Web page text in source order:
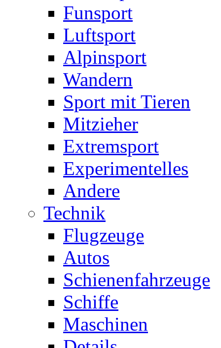
Funsport
Luftsport
Alpinsport
Wandern
Sport mit Tieren
Mitzieher
Extremsport
Experimentelles
Andere
Technik
Flugzeuge
Autos
Schienenfahrzeuge
Schiffe
Maschinen